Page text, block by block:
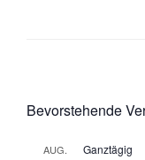
Bevorstehende
AUG. Ganztägig